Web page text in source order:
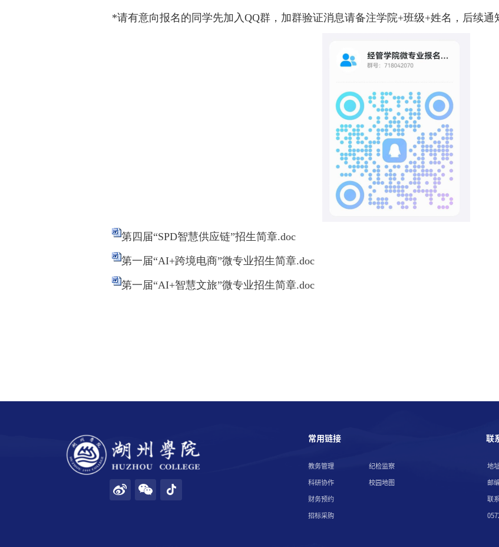
*请有意向报名的同学先加入QQ群，加群验证消息请备注学院+班级+姓名，后续通
第四届“SPD智慧供应链”招生简章.doc
第一届“AI+跨境电商”微专业招生简章.doc
第一届“AI+智慧文旅”微专业招生简章.doc
常用链接
教务管理
科研协作
财务预约
招标采购
纪检监察
校园地图
联
地
邮
联